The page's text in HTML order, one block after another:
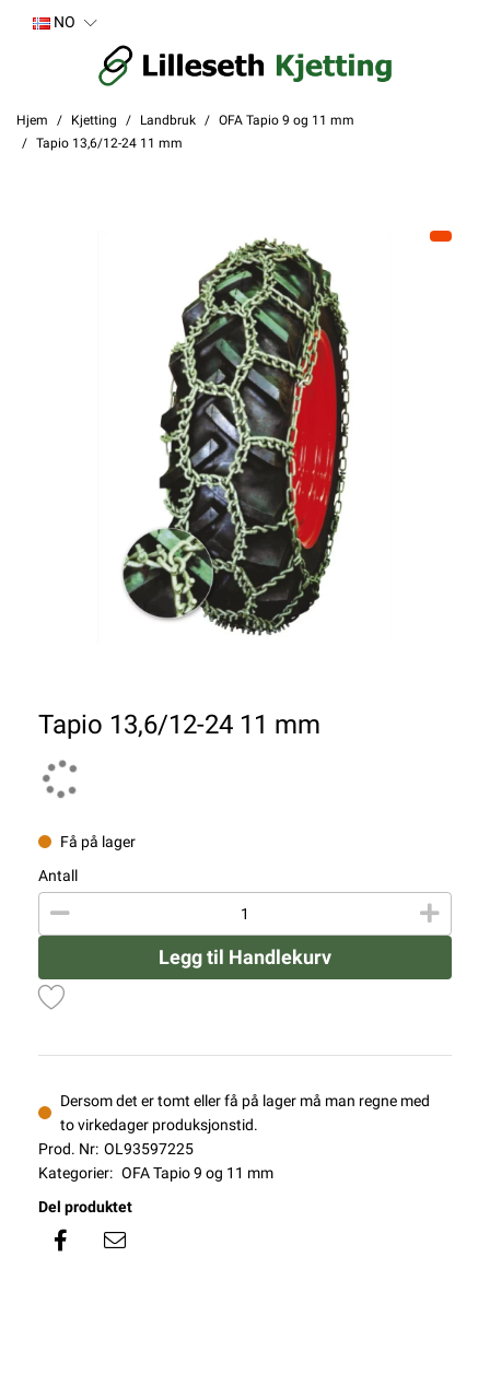
NO
Hjem Kjetting Landbruk
OFA Tapio 9 og 11 mm
Tapio 13,6/12-24 11 mm
Tapio 13,6/12-24 11 mm
Få på lager
Antall
Legg til Handlekurv
Dersom det er tomt eller få på lager må man regne med
to virkedager produksjonstid.
Prod. Nr: OL93597225
Kategorier: OFA Tapio 9 og 11 mm
Del produktet